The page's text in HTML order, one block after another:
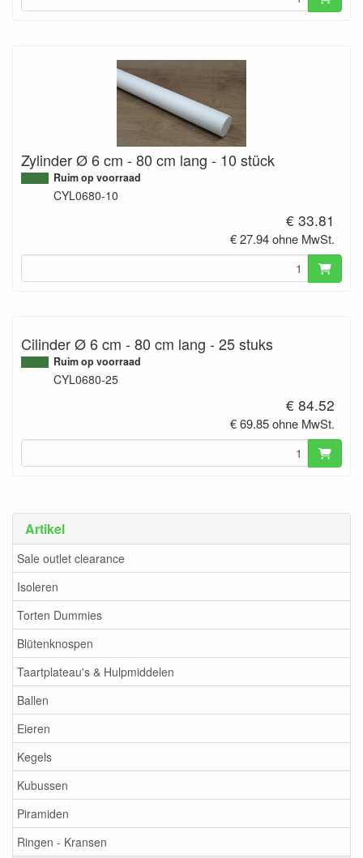
Artikel
Sale outlet clearance
Isoleren
Torten Dummies
Blütenknospen
Taartplateau's & Hulpmiddelen
Ballen
Eieren
Kegels
Kubussen
Piramiden
Ringen - Kransen
Zylinder Ø 6 cm - 80 cm lang - 10 stück
Ruim op voorraad
CYL0680-10
€ 33.81
€ 27.94 ohne MwSt.
Cilinder Ø 6 cm - 80 cm lang - 25 stuks
Ruim op voorraad
CYL0680-25
€ 84.52
€ 69.85 ohne MwSt.